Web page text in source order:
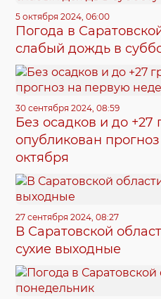
5 октября 2024, 06:00
Погода в
слабый дождь в
30 сентября 2024, 08:59
Без осадков и до +27
опубликован
октября
27 сентября 2024, 08:27
В Саратовской
сухие выходные